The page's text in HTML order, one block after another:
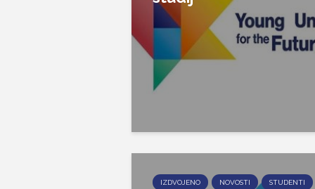
IZDVOJENO NOVOSTI STUDENTI